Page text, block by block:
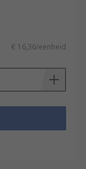
€ 16,36/eenheid